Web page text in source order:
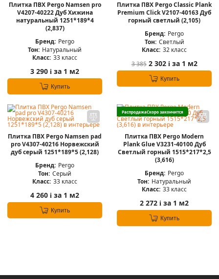
Плитка ПВХ Pergo Namsen pro
V4207-40222 Дуб Хижина
натуральный 1251*189*4
(2,837)
Бренд: Pergo
Тон: Натуральный
Класс: 33 класс
3 290 i за 1 м2
Купить
Плитка ПВХ Pergo Classic Plank
Premium Click V2107-40163 Дуб
горный светлый (2,105)
Бренд: Pergo
Тон: Светлый
Класс: 32 класс
3 385 2 302 iза 1 м2
Купить
Плитка ПВХ Pergo Namsen pad
pro V4307-40216 Норвежский
дуб серый 1251*189*5 (2,128)
Бренд: Pergo
Тон: Серый
Класс: 33 класс
4 260 i за 1 м2
Купить
РаспродажаСкоро закончится
Плитка ПВХ Pergo Modern
Plank Glue V3231-40100 Дуб
Светлый горный 1515*217*2,5
(3,616)
Бренд: Pergo
Тон: Натуральный
Класс: 33 класс
2 272 i за 1 м2
Купить